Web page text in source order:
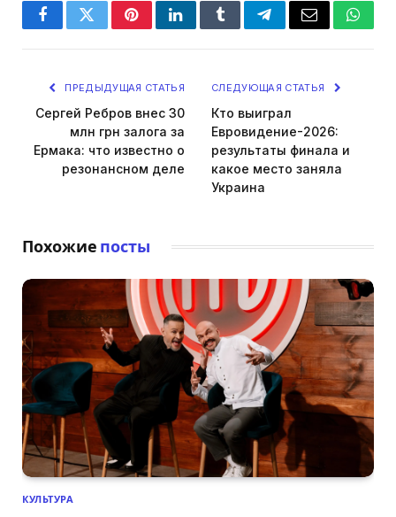
FacebookTwitterPinterestLinkedInTumblrTelegramEmail
ПРЕДЫДУЩАЯ СТАТЬЯ
Сергей Ребров внес 30
млн грн залога за
Ермака: что известно о
резонансном деле
СЛЕДУЮЩАЯ СТАТЬЯ
Кто выиграл
Евровидение-2026:
результаты финала и
какое место заняла
Украина
Похожие посты
КУЛЬТУРА